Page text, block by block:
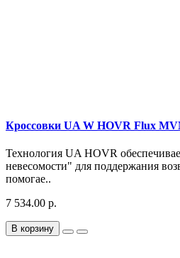
Кроссовки UA W HOVR Flux
Технология UA HOVR
невесомости" для поддержания
помогае..
7 534.00 р.
В корзину